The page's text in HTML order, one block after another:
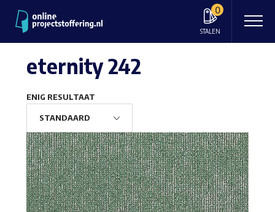
0
STALEN
eternity 242
ENIG RESULTAAT